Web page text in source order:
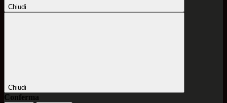
Chiudi
Chiudi
Conferma